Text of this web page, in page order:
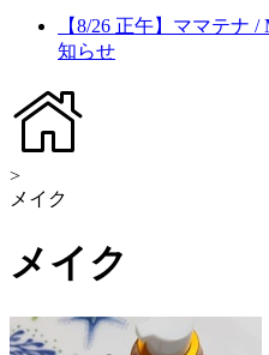
【8/26 正午】ママテナ
知らせ
>
メイク
メイク